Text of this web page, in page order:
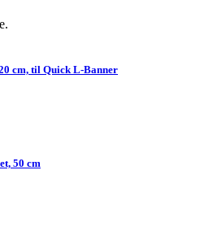
cm, til Quick L-Banner
50 cm